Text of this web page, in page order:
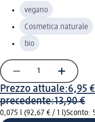
vegano
Cosmetica naturale
bio
Prezzo attuale:6,95 €
precedente:13,90 €
0,075 l (92,67 € / 1 l)Sconto: